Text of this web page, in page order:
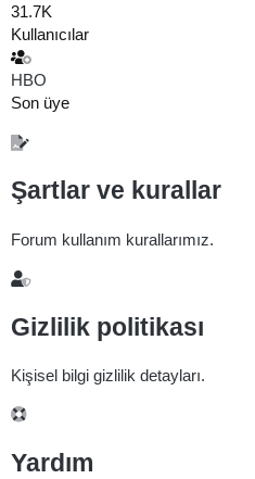
31.7K
Kullanıcılar
HBO
Son üye
Şartlar ve kurallar
Forum kullanım kurallarımız.
Gizlilik politikası
Kişisel bilgi gizlilik detayları.
Yardım